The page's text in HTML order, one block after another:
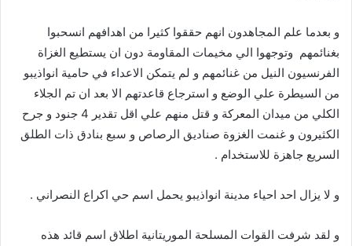
و بعدما علم المجاهدون انهم حققوا كثيرا من اهدافهم انسحبوا
بغنائمهم وتوجهوا الي مخيمات المقاومة دون ان يستطيع الغزاة
الفرنسيون النيل من غنائمهم و لم يتمكن الاعداء في حامية انواذيبو
من السيطرة علي الوضع و استرجاع قاعدتهم الا بعد ان تم الجلاء
الكلي من ميدان المعركة و قتل منهم علي اقل تقدير 4 جنود و جرح
الكثيرون و غنمت الغزوة صناديق الرصاص و سبع بنادق ذات الطلق
السريع جاهزة للاستخدام .
و لا يزال احد احياء مدينة انواذيبو يحمل اسم حي اكراع النصراني .
و لقد شرفت القوات المسلحة الموريتانية اطلاق اسم قائد هذه